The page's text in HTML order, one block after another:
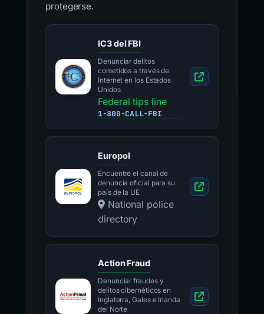
protegerse.
IC3 del FBI
Denunciar delitos
cometidos a través de
Internet en los Estados
Unidos
Federal tips line
1-800-CALL-FBI
Europol
Encuentre el canal de
denuncia oficial para su
país de la UE
National police
directory
Action Fraud
Denunciar fraudes y
delitos cibernéticos en
Inglaterra, Gales e Irlanda
del Norte